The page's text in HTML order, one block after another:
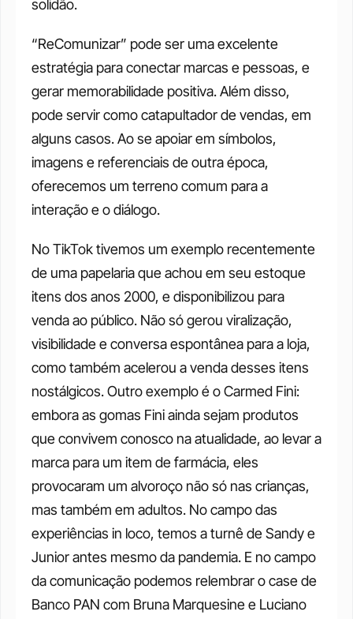
solidão.
“ReComunizar” pode ser uma excelente
estratégia para conectar marcas e pessoas, e
gerar memorabilidade positiva. Além disso,
pode servir como catapultador de vendas, em
alguns casos. Ao se apoiar em símbolos,
imagens e referenciais de outra época,
oferecemos um terreno comum para a
interação e o diálogo.
No TikTok tivemos um exemplo recentemente
de uma papelaria que achou em seu estoque
itens dos anos 2000, e disponibilizou para
venda ao público. Não só gerou viralização,
visibilidade e conversa espontânea para a loja,
como também acelerou a venda desses itens
nostálgicos. Outro exemplo é o Carmed Fini:
embora as gomas Fini ainda sejam produtos
que convivem conosco na atualidade, ao levar a
marca para um item de farmácia, eles
provocaram um alvoroço não só nas crianças,
mas também em adultos. No campo das
experiências in loco, temos a turnê de Sandy e
Junior antes mesmo da pandemia. E no campo
da comunicação podemos relembrar o case de
Banco PAN com Bruna Marquesine e Luciano